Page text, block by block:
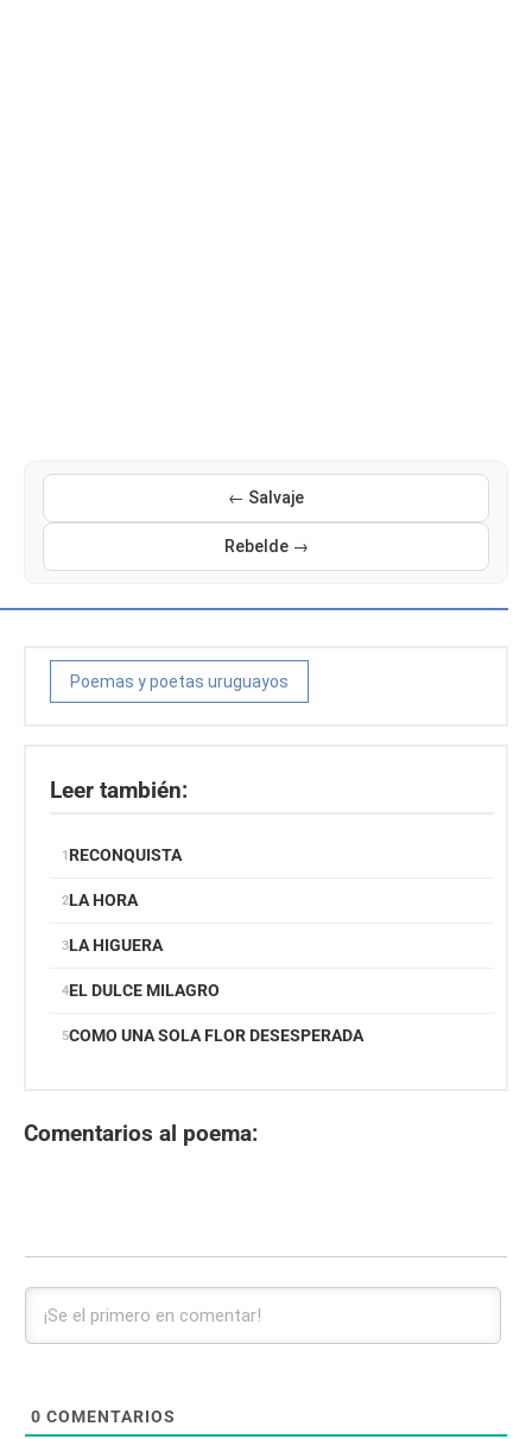
← Salvaje
Rebelde →
Poemas y poetas uruguayos
Leer también:
RECONQUISTA
LA HORA
LA HIGUERA
EL DULCE MILAGRO
COMO UNA SOLA FLOR DESESPERADA
Comentarios al poema:
0 COMENTARIOS